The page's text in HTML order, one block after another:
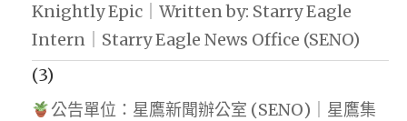
Knightly Epic｜Written by: Starry Eagle
Intern｜Starry Eagle News Office (SENO)
(3)
公告單位：星鷹新聞辦公室 (SENO)｜星鷹集